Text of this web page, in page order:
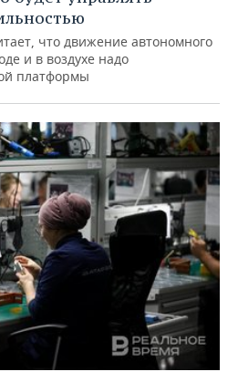
что движение автономного
и в воздухе надо
платформы